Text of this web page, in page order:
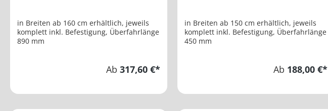
in Breiten ab 160 cm erhältlich, jeweils
komplett inkl. Befestigung, Überfahrlänge
890 mm
Ab 317,60 €*
in Breiten ab 150 cm erhältlich, jeweils
komplett inkl. Befestigung, Überfahrlänge
450 mm
Ab 188,00 €*